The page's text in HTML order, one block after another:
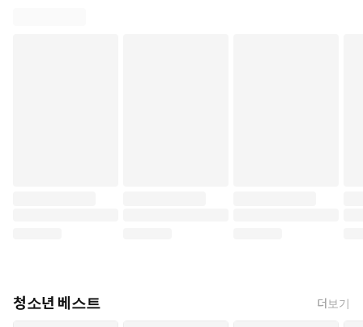
청소년 베스트 더보기